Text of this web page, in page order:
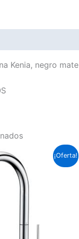
Kenia, negro mate
¡Oferta!
El
precio
actual
124,50 €.